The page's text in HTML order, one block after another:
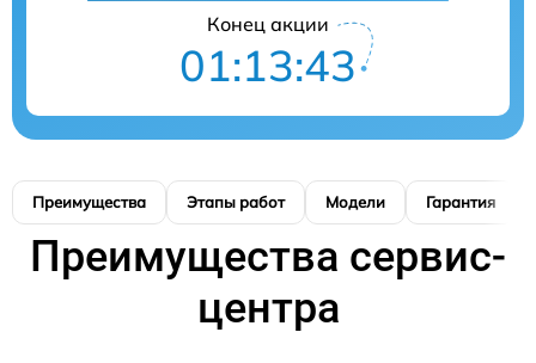
Конец акции
01:13:42
Преимущества Этапы работ Модели Гарантия
Преимущества сервис-
центра